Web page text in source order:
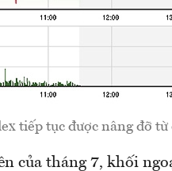
tiếp tục được nâng đỡ từ
của tháng 7, khối